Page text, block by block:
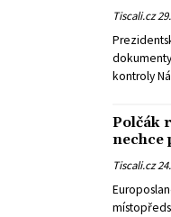
Tiscali.cz
kontroly
Polčák
nechce
Tiscali.cz